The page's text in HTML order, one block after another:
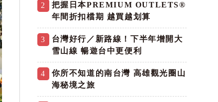
2
把握日本PREMIUM OUTLETS®
年間折扣檔期 越買越划算
3
台灣好行／新路線！下半年增開大
雪山線 暢遊台中更便利
4
你所不知道的南台灣 高雄觀光圈山
海秘境之旅